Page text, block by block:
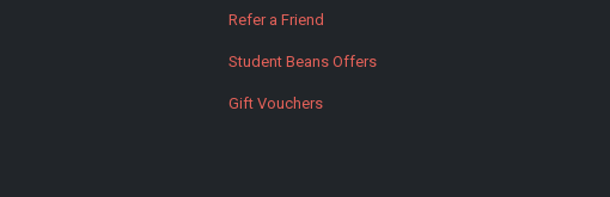
Refer a Friend
Student Beans Offers
Gift Vouchers